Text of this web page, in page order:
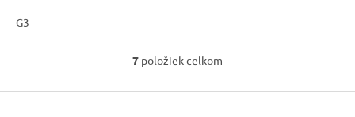
G3
O
l
7 položiek celkom
Z